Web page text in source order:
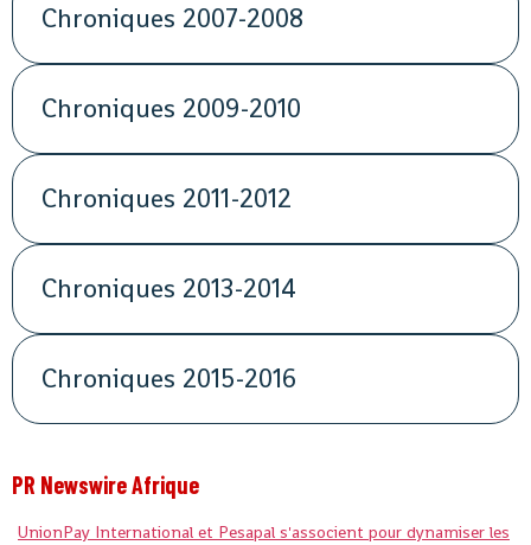
Chroniques 2007-2008
Chroniques 2009-2010
Chroniques 2011-2012
Chroniques 2013-2014
Chroniques 2015-2016
PR Newswire Afrique
UnionPay International et Pesapal s'associent pour dynamiser les